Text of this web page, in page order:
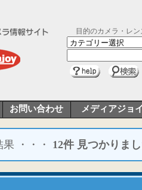
目的のカメラ・レン
お問い合わせ メディアジョ
・・・ 12件 見つかりま